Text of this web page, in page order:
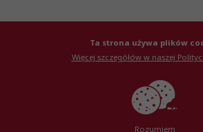
© Krajowa Izba Diagnostów
Created by
Ta strona używa plików
Więcej szczegółów w naszej
Rozumiem